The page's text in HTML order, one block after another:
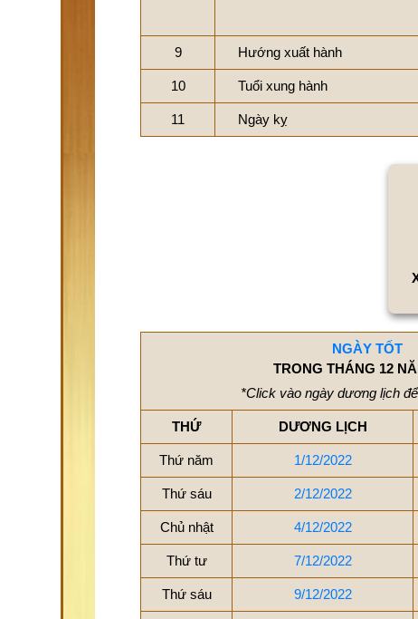
9 Hướng xuất hành
10 Tuổi xung hành
11 Ngày kỵ
NGÀY TỐT
TRONG THÁNG 12
*Click vào ngày dương lịch
THỨ DƯƠNG LỊCH
Thứ năm 1/12/2022
Thứ sáu 2/12/2022
Chủ nhật 4/12/2022
Thứ tư 7/12/2022
Thứ sáu 9/12/2022